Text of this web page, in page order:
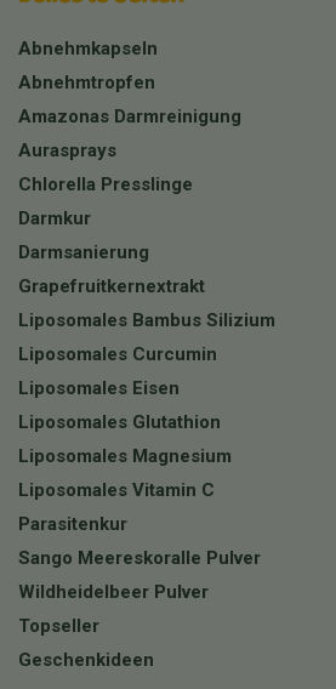
Abnehmkapseln
Abnehmtropfen
Amazonas Darmreinigung
Aurasprays
Chlorella Presslinge
Darmkur
Darmsanierung
Grapefruitkernextrakt
Liposomales Bambus Silizium
Liposomales Curcumin
Liposomales Eisen
Liposomales Glutathion
Liposomales Magnesium
Liposomales Vitamin C
Parasitenkur
Sango Meereskoralle Pulver
Wildheidelbeer Pulver
Topseller
Geschenkideen